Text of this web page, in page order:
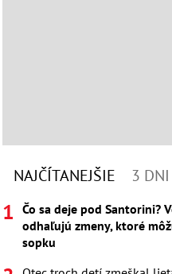
NAJČÍTANEJŠIE 3 DNI
Čo sa deje pod Santorini?
odhaľujú zmeny, ktoré
sopku